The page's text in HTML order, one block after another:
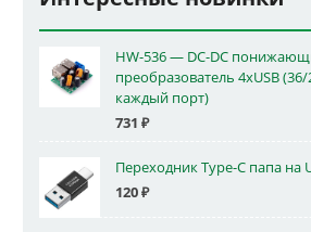
HW-536 — DC-DC
преобразователь 4xUSB
каждый порт)
731 ₽
Переходник Type-C папа на
120₽